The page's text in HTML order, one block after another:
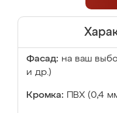
Фасад: на ваш
и др.)
Кромка: ПВХ (0,4